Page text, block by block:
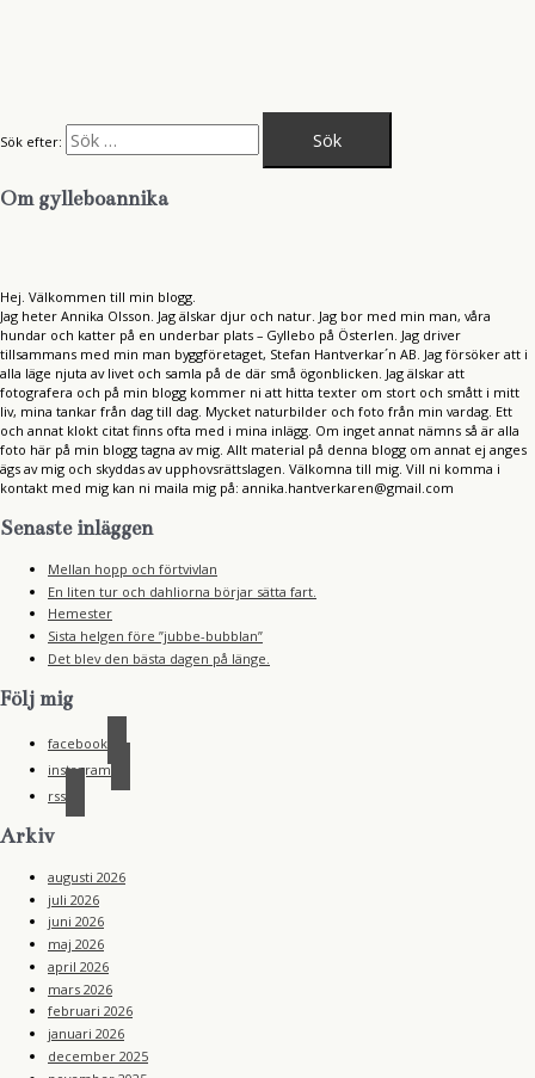
Sök efter:
Om gylleboannika
Hej. Välkommen till min blogg.
Jag heter Annika Olsson. Jag älskar djur och natur. Jag bor med min man, våra
hundar och katter på en underbar plats – Gyllebo på Österlen. Jag driver
tillsammans med min man byggföretaget, Stefan Hantverkar´n AB. Jag försöker att i
alla läge njuta av livet och samla på de där små ögonblicken. Jag älskar att
fotografera och på min blogg kommer ni att hitta texter om stort och smått i mitt
liv, mina tankar från dag till dag. Mycket naturbilder och foto från min vardag. Ett
och annat klokt citat finns ofta med i mina inlägg. Om inget annat nämns så är alla
foto här på min blogg tagna av mig. Allt material på denna blogg om annat ej anges
ägs av mig och skyddas av upphovsrättslagen. Välkomna till mig. Vill ni komma i
kontakt med mig kan ni maila mig på: annika.hantverkaren@gmail.com
Senaste inläggen
Mellan hopp och förtvivlan
En liten tur och dahliorna börjar sätta fart.
Hemester
Sista helgen före ”jubbe-bubblan”
Det blev den bästa dagen på länge.
Följ mig
facebook
instagram
rss
Arkiv
augusti 2026
juli 2026
juni 2026
maj 2026
april 2026
mars 2026
februari 2026
januari 2026
december 2025